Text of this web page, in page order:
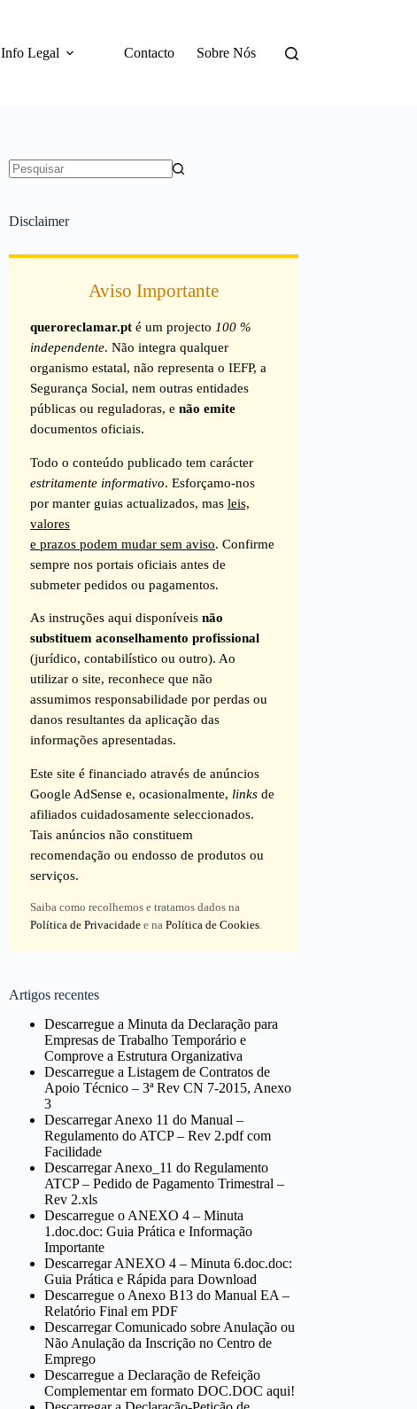
Info Legal Contacto Sobre Nós
Disclaimer
Aviso Importante
queroreclamar.pt é um projecto100 %
independente. Não integra qualquer
organismo estatal, não representa o IEFP, a
Segurança Social, nem outras entidades
públicas ou reguladoras, enão emite
documentos oficiais.
Todo o conteúdo publicado tem carácter
estritamente informativo. Esforçamo-nos
por manter guias actualizados, masleis,
valores
e prazos podem mudar sem aviso. Confirme
sempre nos portais oficiais antes de
submeter pedidos ou pagamentos.
As instruções aqui disponíveisnão
substituem aconselhamento profissional
(jurídico, contabilístico ou outro). Ao
utilizar o site, reconhece que não
assumimos responsabilidade por perdas ou
danos resultantes da aplicação das
informações apresentadas.
Este site é financiado através de anúncios
Google AdSense e, ocasionalmente, links de
afiliados cuidadosamente seleccionados.
Tais anúncios não constituem
recomendação ou endosso de produtos ou
serviços.
Saiba como recolhemos e tratamos dados na
Política de Privacidade e naPolítica de Cookies.
Artigos recentes
Descarregue a Minuta da Declaração para
Empresas de Trabalho Temporário e
Comprove a Estrutura Organizativa
Descarregue a Listagem de Contratos de
Apoio Técnico – 3ª Rev CN 7-2015, Anexo
3
Descarregar Anexo 11 do Manual –
Regulamento do ATCP – Rev 2.pdf com
Facilidade
Descarregar Anexo_11 do Regulamento
ATCP – Pedido de Pagamento Trimestral –
Rev 2.xls
Descarregue o ANEXO 4 – Minuta
1.doc.doc: Guia Prática e Informação
Importante
Descarregar ANEXO 4 – Minuta 6.doc.doc:
Guia Prática e Rápida para Download
Descarregue o Anexo B13 do Manual EA –
Relatório Final em PDF
Descarregar Comunicado sobre Anulação ou
Não Anulação da Inscrição no Centro de
Emprego
Descarregue a Declaração de Refeição
Complementar em formato DOC.DOC aqui!